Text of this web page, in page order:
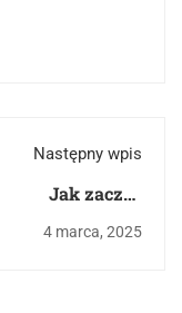
Następny wpis
Jak zacząć
rozprawkę?
4 marca, 2025